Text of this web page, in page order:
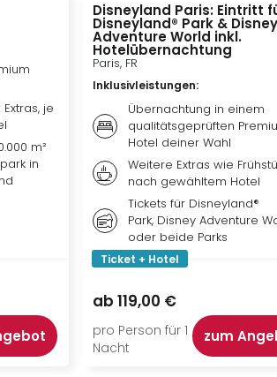
je
m²
in
Disneyland Paris: Eintritt
Disneyland® Park & Disney
Adventure World inkl.
Hotelübernachtung
Paris, FR
Inklusivleistungen:
Übernachtung in einem
qualitätsgeprüften
Hotel deiner Wahl
Weitere Extras wie
nach gewähltem Hotel
Tickets für Disneyland®
Park, Disney Adventure
oder beide Parks
Ticket + Hotel
ab 119,00 €
pro Person für 1
Nacht
zum